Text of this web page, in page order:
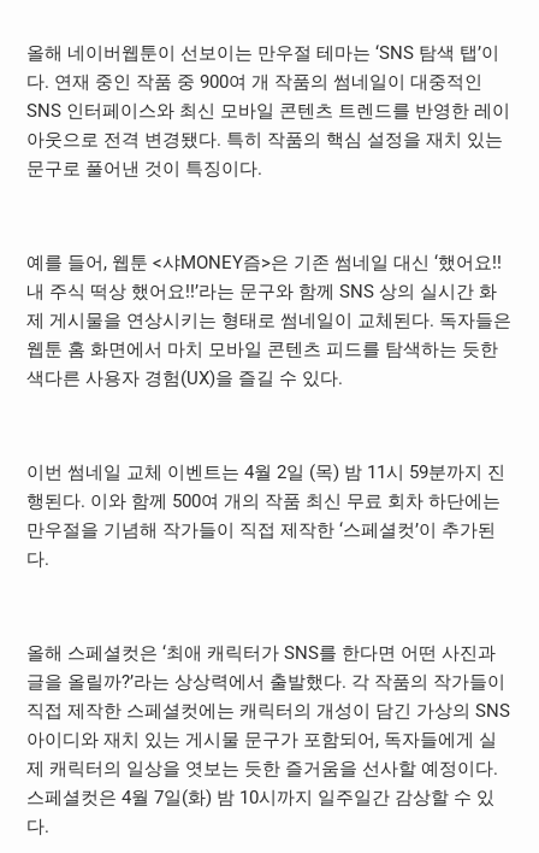
올해 네이버웹툰이 선보이는 만우절 테마는 ‘SNS 탐색 탭’이
다. 연재 중인 작품 중 900여 개 작품의 썸네일이 대중적인
SNS 인터페이스와 최신 모바일 콘텐츠 트렌드를 반영한 레이
아웃으로 전격 변경됐다. 특히 작품의 핵심 설정을 재치 있는
문구로 풀어낸 것이 특징이다.
예를 들어, 웹툰 <샤MONEY즘>은 기존 썸네일 대신 ‘했어요!!
내 주식 떡상 했어요!!’라는 문구와 함께 SNS 상의 실시간 화
제 게시물을 연상시키는 형태로 썸네일이 교체된다. 독자들은
웹툰 홈 화면에서 마치 모바일 콘텐츠 피드를 탐색하는 듯한
색다른 사용자 경험(UX)을 즐길 수 있다.
이번 썸네일 교체 이벤트는 4월 2일 (목) 밤 11시 59분까지 진
행된다. 이와 함께 500여 개의 작품 최신 무료 회차 하단에는
만우절을 기념해 작가들이 직접 제작한 ‘스페셜컷’이 추가된
다.
올해 스페셜컷은 ‘최애 캐릭터가 SNS를 한다면 어떤 사진과
글을 올릴까?’라는 상상력에서 출발했다. 각 작품의 작가들이
직접 제작한 스페셜컷에는 캐릭터의 개성이 담긴 가상의 SNS
아이디와 재치 있는 게시물 문구가 포함되어, 독자들에게 실
제 캐릭터의 일상을 엿보는 듯한 즐거움을 선사할 예정이다.
스페셜컷은 4월 7일(화) 밤 10시까지 일주일간 감상할 수 있
다.